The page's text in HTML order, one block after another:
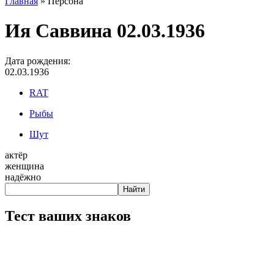
Ия Саввина 02.03.1936
Дата рождения:
02.03.1936
RAT
Рыбы
Шут
актёр
женщина
надёжно
Тест ваших знаков